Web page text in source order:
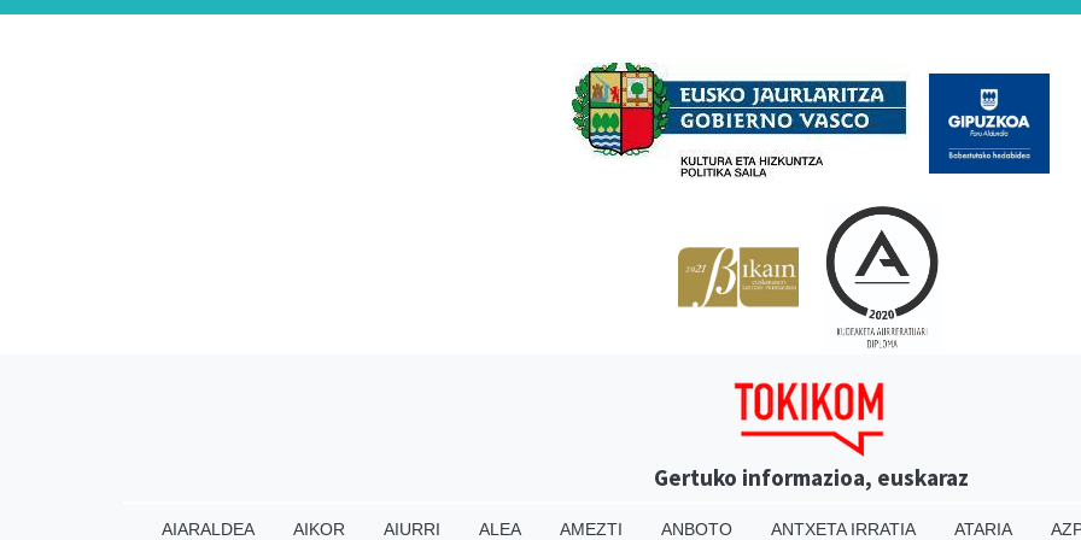
Gertuko informazioa, euskaraz
AIARALDEA AIKOR AIURRI ALEA AMEZTI ANBOTO ANTXETA IRRATIA ATARIA